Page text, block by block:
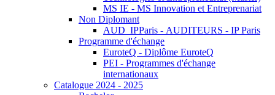
MS IE - MS Innovation et Entreprenariat
Non Diplomant
AUD_IPParis - AUDITEURS - IP Paris
Programme d'échange
EuroteQ - Diplôme EuroteQ
PEI - Programmes d'échange
internationaux
Catalogue 2024 - 2025